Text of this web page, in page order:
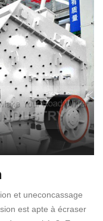
et uneconcassage
est apte à écraser